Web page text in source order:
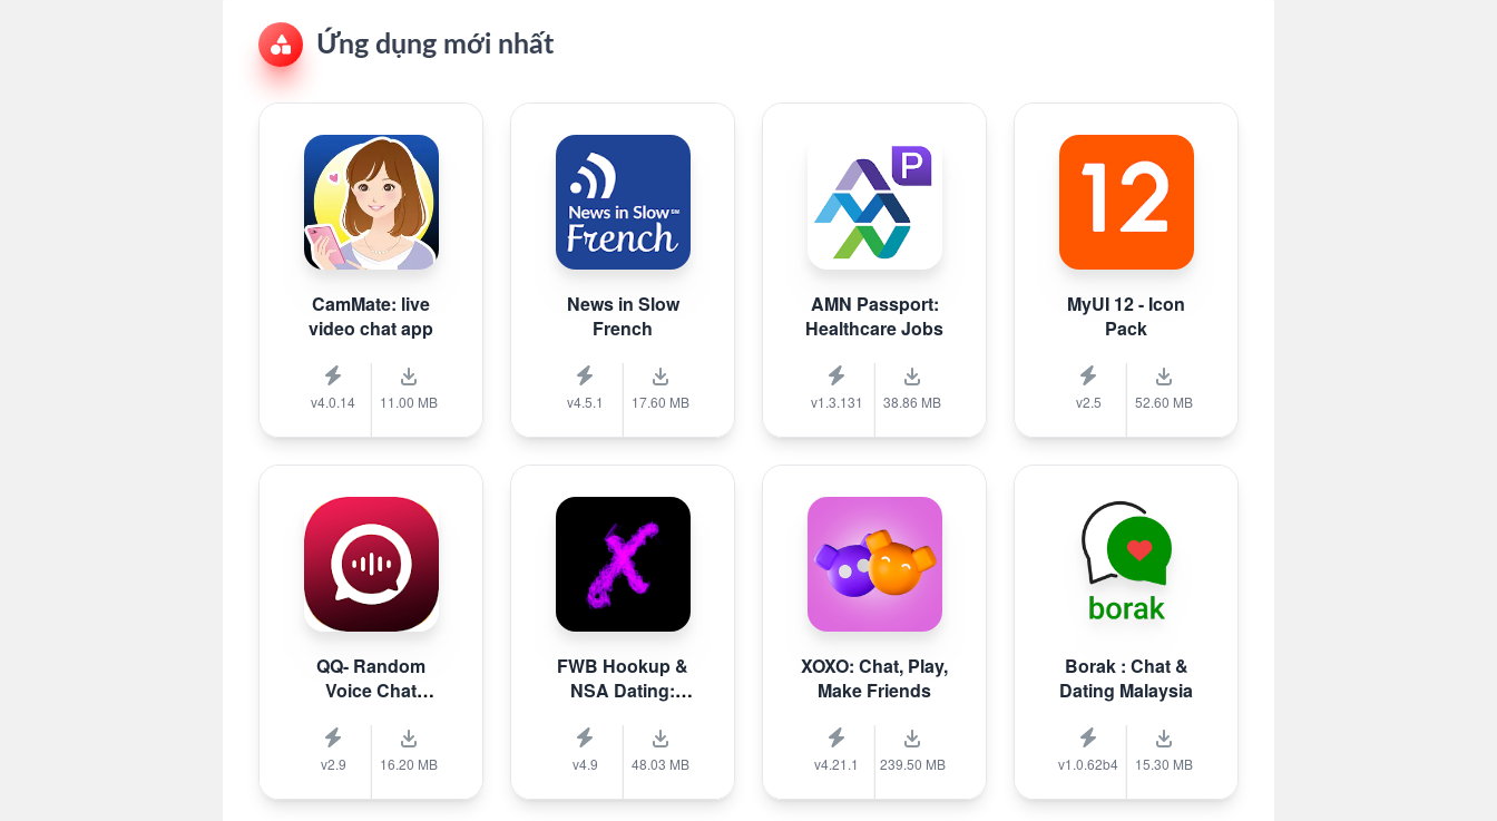
Ứng dụng mới nhất
CamMate: live
video chat app
v4.0.14 11.00 MB
News in Slow
French
v4.5.1 17.60 MB
AMN Passport:
Healthcare Jobs
v1.3.131 38.86 MB
MyUI 12 - Icon
Pack
v2.5 52.60 MB
QQ- Random
Voice Chat
v2.9 16.20 MB
FWB Hookup &
NSA Dating:
v4.9 48.03 MB
XOXO: Chat, Play,
Make Friends
v4.21.1 239.50 MB
Borak : Chat &
Dating Malaysia
v1.0.62b4 15.30 MB